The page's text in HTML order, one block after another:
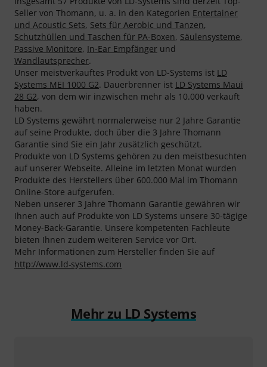
Seller von Thomann, u. a. in den Kategorien Entertainer
und Acoustic Sets, Sets für Aerobic und Tanzen,
Schutzhüllen und Taschen für PA-Boxen, Säulensysteme,
Passive Monitore, In-Ear Empfänger und
Wandlautsprecher.
Unser meistverkauftes Produkt von LD-Systems ist LD
Systems MEI 1000 G2. Dauerbrenner ist LD Systems Maui
28 G2, von dem wir inzwischen mehr als 10.000 verkauft
haben.
LD Systems gewährt normalerweise nur 2 Jahre Garantie
auf seine Produkte, doch über die 3 Jahre Thomann
Garantie sind Sie ein Jahr zusätzlich geschützt.
Produkte von LD Systems gehören zu den meistbesuchten
auf unserer Webseite. Alleine im letzten Monat wurden
Produkte des Herstellers über 600.000 Mal im Thomann
Online-Store aufgerufen.
Neben unserer 3 Jahre Thomann Garantie gewähren wir
Ihnen auch auf Produkte von LD Systems unsere 30-tägige
Money-Back-Garantie. Unsere kompetenten Fachleute
bieten Ihnen zudem weiteren Service vor Ort.
Mehr Informationen zum Hersteller finden Sie auf
http://www.ld-systems.com
Mehr zu LD Systems